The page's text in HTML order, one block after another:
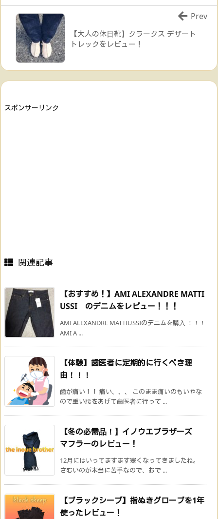
【大人の休日靴】クラークス デザート
トレックをレビュー！
Prev
スポンサーリンク
関連記事
【おすすめ！】AMI ALEXANDRE MATTI
USSI のデニムをレビュー！！！
AMI ALEXANDRE MATTIUSSIのデニムを購入 ！！！
AMI A ...
【体験】歯医者に定期的に行くべき理
由！！！
歯が痛い！！ 痛い、、、 このまま痛いのもいやな
ので重い腰をあげて歯医者に行って ...
【冬の必需品！】イノウエブラザーズ
マフラーのレビュー！
12月にはいってますます寒くなってきましたね。
さむいのが本当に苦手なので、おで ...
【ブラックシープ】指ぬきグローブを1年
使ったレビュー！